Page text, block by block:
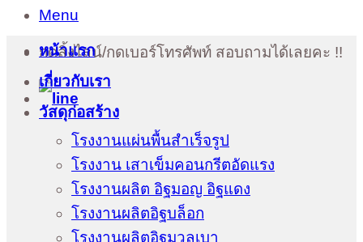
Menu
กดลิ้งไลน์/กดเบอร์โทรศัพท์ สอบถามได้เลยคะ !!
หน้าแรก
เกี่ยวกับเรา
วัสดุก่อสร้าง
โรงงานแผ่นพื้นสำเร็จรูป
โรงงาน เสาเข็มคอนกรีตอัดแรง
โรงงานผลิต อิฐมอญ อิฐแดง
โรงงานผลิตอิฐบล็อก
โรงงานผลิตอิฐมวลเบา